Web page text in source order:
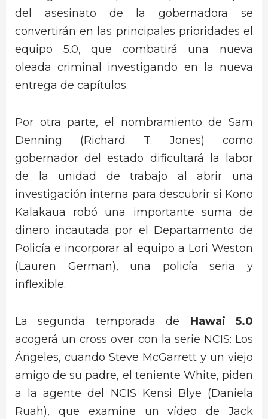
del asesinato de la gobernadora se
convertirán en las principales prioridades el
equipo 5.0, que combatirá una nueva
oleada criminal investigando en la nueva
entrega de capítulos.
Por otra parte, el nombramiento de Sam
Denning (Richard T. Jones) como
gobernador del estado dificultará la labor
de la unidad de trabajo al abrir una
investigación interna para descubrir si Kono
Kalakaua robó una importante suma de
dinero incautada por el Departamento de
Policía e incorporar al equipo a Lori Weston
(Lauren German), una policía seria y
inflexible.
La segunda temporada de Hawai 5.0
acogerá un cross over con la serie NCIS: Los
Ángeles, cuando Steve McGarrett y un viejo
amigo de su padre, el teniente White, piden
a la agente del NCIS Kensi Blye (Daniela
Ruah), que examine un vídeo de Jack